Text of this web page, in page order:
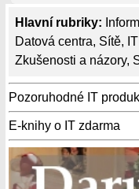
Hlavní rubriky:
Datová centra, Sítě,
Zkušenosti a názory,
Pozoruhodné IT
E-knihy o IT zdarma